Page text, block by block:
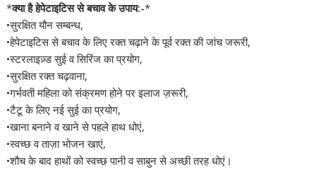
*क्या है हेपेटाइटिस से बचाव के उपाय:-*
•सुरक्षित यौन सम्बन्ध,
•हेपेटाइटिस से बचाव के लिए रक्त चढ़ाने के पूर्व रक्त की जांच जरूरी,
•स्टरलाइज़्ड सुई व सिरिंज का प्रयोग,
•सुरक्षित रक्त चढ़वाना,
•गर्भवती महिला को संक्रमण होने पर इलाज ज़रूरी,
•टैटू के लिए नई सुई का प्रयोग,
•खाना बनाने व खाने से पहले हाथ धोएं,
•स्वच्छ व ताज़ा भोजन खाएं,
•शौच के बाद हाथों को स्वच्छ पानी व साबुन से अच्छी तरह धोएं।